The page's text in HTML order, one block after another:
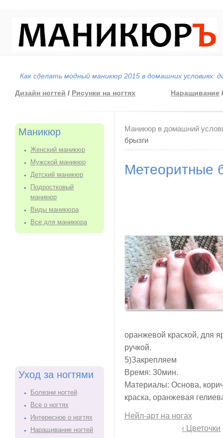
Как сделать модный маникюр 2015 в домашних условиях:
Дизайн ногтей / Рисунки на ногтях Наращивание
Маникюр
Женский маникюр
Мужской маникюр
Детский маникюр
Подростковый
маникюр
Виды маникюра
Все для маникюра
Уход за ногтями
Болезни ногтей
Все о ногтях
Интересное о ногтях
Наращивание ногтей
Вы здесь
Маникюр в домашний
брызги
Метеоритные
оранжевой краской, для
ручкой.
5)Закрепляем
Время: 30мин.
Материалы: Основа,
краска, оранжевая
Нейл-арт на ногах
‹ Цветочки